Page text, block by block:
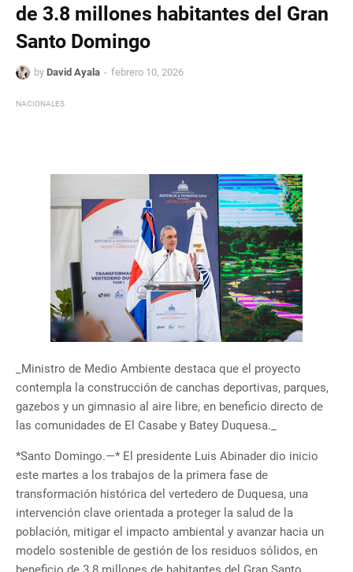
de 3.8 millones habitantes del Gran
Santo Domingo
by David Ayala febrero 10, 2026
NACIONALES
_Ministro de Medio Ambiente destaca que el proyecto
contempla la construcción de canchas deportivas, parques,
gazebos y un gimnasio al aire libre, en beneficio directo de
las comunidades de El Casabe y Batey Duquesa._
*Santo Domingo.—* El presidente Luis Abinader dio inicio
este martes a los trabajos de la primera fase de
transformación histórica del vertedero de Duquesa, una
intervención clave orientada a proteger la salud de la
población, mitigar el impacto ambiental y avanzar hacia un
modelo sostenible de gestión de los residuos sólidos, en